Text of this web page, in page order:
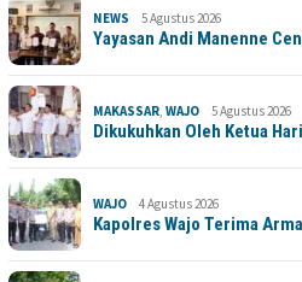
NEWS 5 Agustus 2026
Yayasan Andi Manenne
MAKASSAR WAJO 5 Agustus 2026
Dikukuhkan Oleh Ketua
WAJO 4 Agustus 2026
Kapolres Wajo Terima